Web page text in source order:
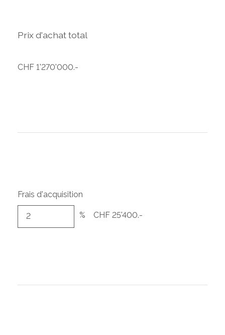
Prix d'achat total
CHF 1'270'000.-
Frais d'acquisition
% CHF 25'400.-